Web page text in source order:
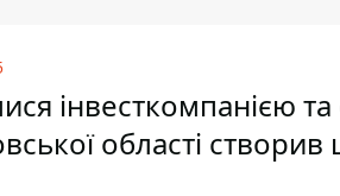
інвесткомпанією
області